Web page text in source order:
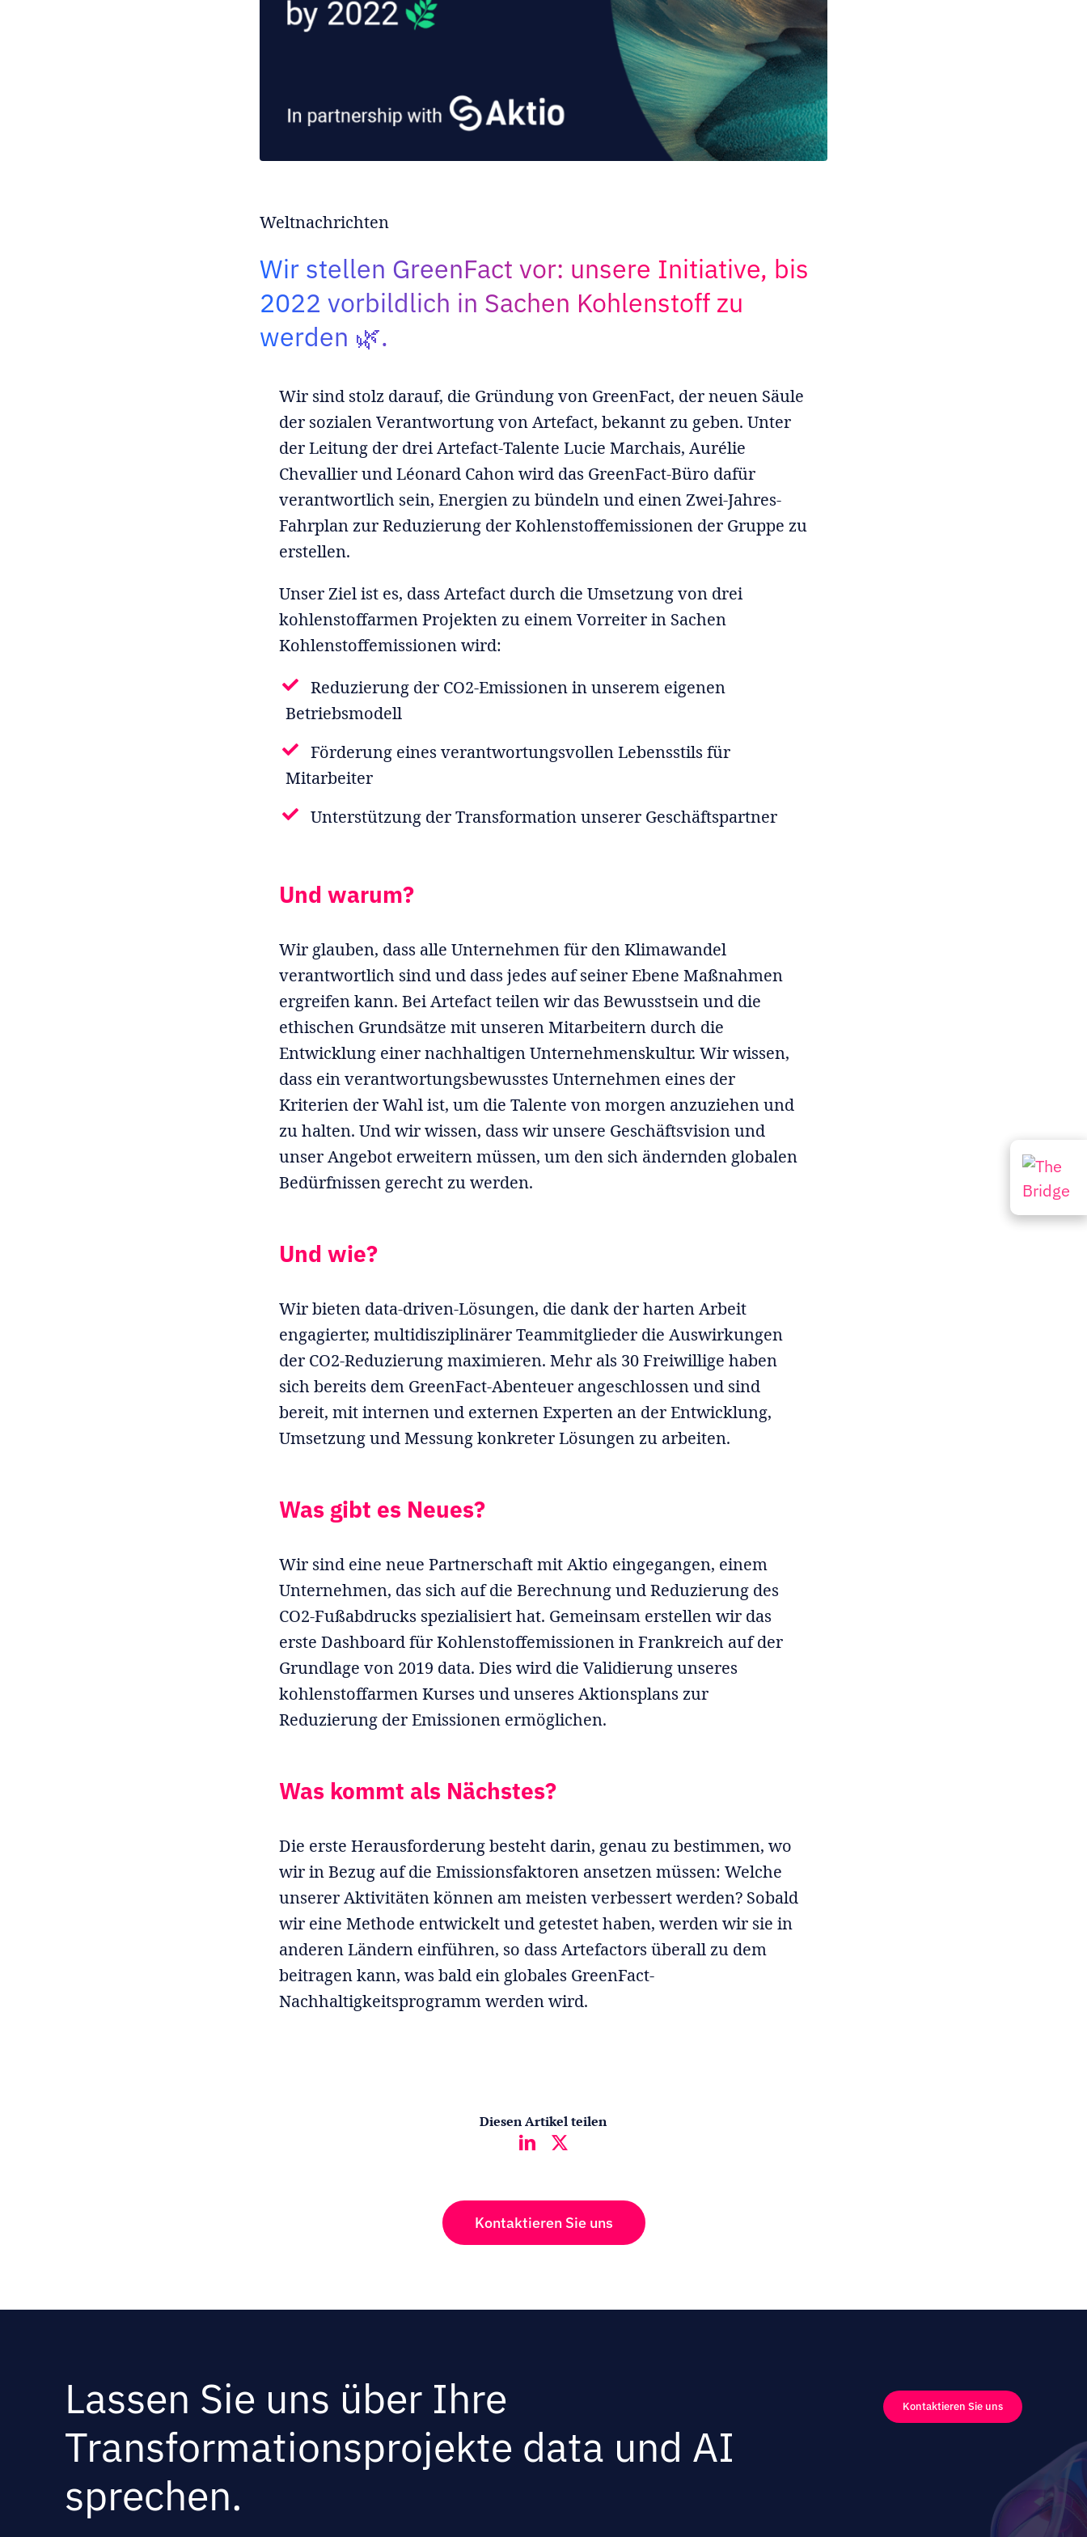
Weltnachrichten
Wir stellen GreenFact vor: unsere Initiative, bis
2022 vorbildlich in Sachen Kohlenstoff zu
werden 🌿.
Wir sind stolz darauf, die Gründung von GreenFact, der neuen Säule
der sozialen Verantwortung von Artefact, bekannt zu geben. Unter
der Leitung der drei Artefact-Talente Lucie Marchais, Aurélie
Chevallier und Léonard Cahon wird das GreenFact-Büro dafür
verantwortlich sein, Energien zu bündeln und einen Zwei-Jahres-
Fahrplan zur Reduzierung der Kohlenstoffemissionen der Gruppe zu
erstellen.
Unser Ziel ist es, dass Artefact durch die Umsetzung von drei
kohlenstoffarmen Projekten zu einem Vorreiter in Sachen
Kohlenstoffemissionen wird:
Reduzierung der CO2-Emissionen in unserem eigenen
Betriebsmodell
Förderung eines verantwortungsvollen Lebensstils für
Mitarbeiter
Unterstützung der Transformation unserer Geschäftspartner
Und warum?
Wir glauben, dass alle Unternehmen für den Klimawandel
verantwortlich sind und dass jedes auf seiner Ebene Maßnahmen
ergreifen kann. Bei Artefact teilen wir das Bewusstsein und die
ethischen Grundsätze mit unseren Mitarbeitern durch die
Entwicklung einer nachhaltigen Unternehmenskultur. Wir wissen,
dass ein verantwortungsbewusstes Unternehmen eines der
Kriterien der Wahl ist, um die Talente von morgen anzuziehen und
zu halten. Und wir wissen, dass wir unsere Geschäftsvision und
unser Angebot erweitern müssen, um den sich ändernden globalen
Bedürfnissen gerecht zu werden.
Und wie?
Wir bieten data-driven-Lösungen, die dank der harten Arbeit
engagierter, multidisziplinärer Teammitglieder die Auswirkungen
der CO2-Reduzierung maximieren. Mehr als 30 Freiwillige haben
sich bereits dem GreenFact-Abenteuer angeschlossen und sind
bereit, mit internen und externen Experten an der Entwicklung,
Umsetzung und Messung konkreter Lösungen zu arbeiten.
Was gibt es Neues?
Wir sind eine neue Partnerschaft mit Aktio eingegangen, einem
Unternehmen, das sich auf die Berechnung und Reduzierung des
CO2-Fußabdrucks spezialisiert hat. Gemeinsam erstellen wir das
erste Dashboard für Kohlenstoffemissionen in Frankreich auf der
Grundlage von 2019 data. Dies wird die Validierung unseres
kohlenstoffarmen Kurses und unseres Aktionsplans zur
Reduzierung der Emissionen ermöglichen.
Was kommt als Nächstes?
Die erste Herausforderung besteht darin, genau zu bestimmen, wo
wir in Bezug auf die Emissionsfaktoren ansetzen müssen: Welche
unserer Aktivitäten können am meisten verbessert werden? Sobald
wir eine Methode entwickelt und getestet haben, werden wir sie in
anderen Ländern einführen, so dass Artefactors überall zu dem
beitragen kann, was bald ein globales GreenFact-
Nachhaltigkeitsprogramm werden wird.
Diesen Artikel teilen
Kontaktieren Sie uns
Lassen Sie uns über Ihre
Transformationsprojekte data und AI
sprechen.
Kontaktieren Sie uns